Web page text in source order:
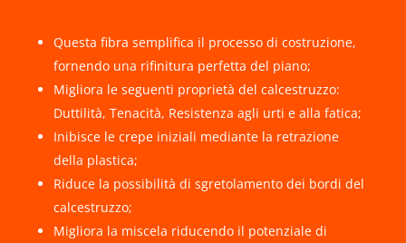
Questa fibra semplifica il processo di costruzione,
fornendo una rifinitura perfetta del piano;
Migliora le seguenti proprietà del calcestruzzo:
Duttilità, Tenacità, Resistenza agli urti e alla fatica;
Inibisce le crepe iniziali mediante la retrazione
della plastica;
Riduce la possibilità di sgretolamento dei bordi del
calcestruzzo;
Migliora la miscela riducendo il potenziale di